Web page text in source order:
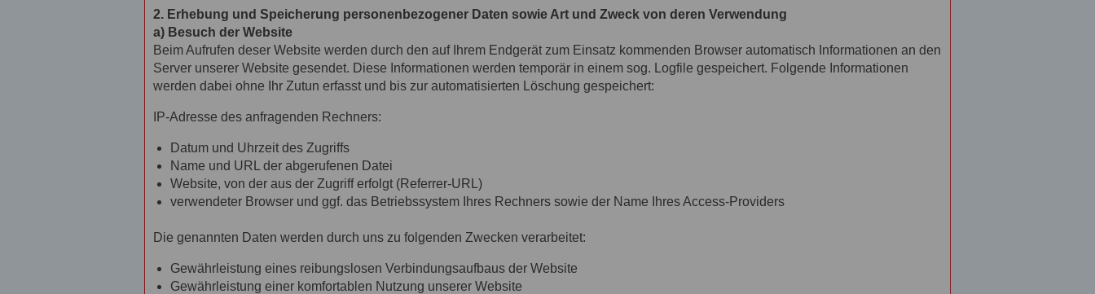
2. Erhebung und Speicherung personenbezogener Daten sowie Art und Zweck von deren Verwendung
a) Besuch der Website
Beim Aufrufen deser Website werden durch den auf Ihrem Endgerät zum Einsatz kommenden Browser automatisch Informationen an den
Server unserer Website gesendet. Diese Informationen werden temporär in einem sog. Logfile gespeichert. Folgende Informationen
werden dabei ohne Ihr Zutun erfasst und bis zur automatisierten Löschung gespeichert:
IP-Adresse des anfragenden Rechners:
Datum und Uhrzeit des Zugriffs
Name und URL der abgerufenen Datei
Website, von der aus der Zugriff erfolgt (Referrer-URL)
verwendeter Browser und ggf. das Betriebssystem Ihres Rechners sowie der Name Ihres Access-Providers
Die genannten Daten werden durch uns zu folgenden Zwecken verarbeitet:
Gewährleistung eines reibungslosen Verbindungsaufbaus der Website
Gewährleistung einer komfortablen Nutzung unserer Website